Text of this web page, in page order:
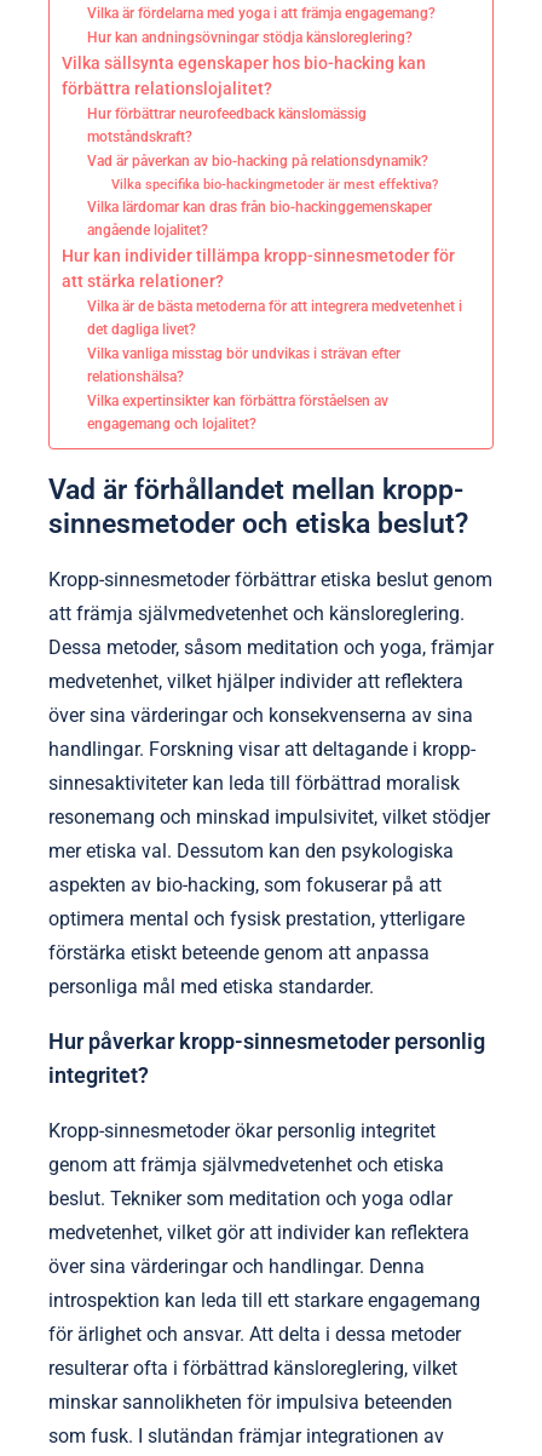
Vilka är fördelarna med yoga i att främja engagemang?
Hur kan andningsövningar stödja känsloreglering?
Vilka sällsynta egenskaper hos bio-hacking kan
förbättra relationslojalitet?
Hur förbättrar neurofeedback känslomässig
motståndskraft?
Vad är påverkan av bio-hacking på relationsdynamik?
Vilka specifika bio-hackingmetoder är mest effektiva?
Vilka lärdomar kan dras från bio-hackinggemenskaper
angående lojalitet?
Hur kan individer tillämpa kropp-sinnesmetoder för
att stärka relationer?
Vilka är de bästa metoderna för att integrera medvetenhet i
det dagliga livet?
Vilka vanliga misstag bör undvikas i strävan efter
relationshälsa?
Vilka expertinsikter kan förbättra förståelsen av
engagemang och lojalitet?
Vad är förhållandet mellan kropp-
sinnesmetoder och etiska beslut?
Kropp-sinnesmetoder förbättrar etiska beslut genom
att främja självmedvetenhet och känsloreglering.
Dessa metoder, såsom meditation och yoga, främjar
medvetenhet, vilket hjälper individer att reflektera
över sina värderingar och konsekvenserna av sina
handlingar. Forskning visar att deltagande i kropp-
sinnesaktiviteter kan leda till förbättrad moralisk
resonemang och minskad impulsivitet, vilket stödjer
mer etiska val. Dessutom kan den psykologiska
aspekten av bio-hacking, som fokuserar på att
optimera mental och fysisk prestation, ytterligare
förstärka etiskt beteende genom att anpassa
personliga mål med etiska standarder.
Hur påverkar kropp-sinnesmetoder personlig
integritet?
Kropp-sinnesmetoder ökar personlig integritet
genom att främja självmedvetenhet och etiska
beslut. Tekniker som meditation och yoga odlar
medvetenhet, vilket gör att individer kan reflektera
över sina värderingar och handlingar. Denna
introspektion kan leda till ett starkare engagemang
för ärlighet och ansvar. Att delta i dessa metoder
resulterar ofta i förbättrad känsloreglering, vilket
minskar sannolikheten för impulsiva beteenden
som fusk. I slutändan främjar integrationen av